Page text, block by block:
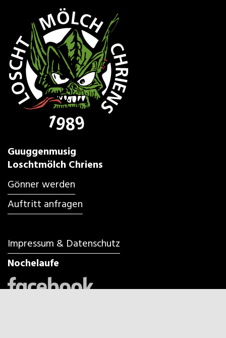
Guuggenmusig
Loschtmölch Chriens
Gönner werden
Auftritt anfragen
Impressum & Datenschutz
Nochelaufe